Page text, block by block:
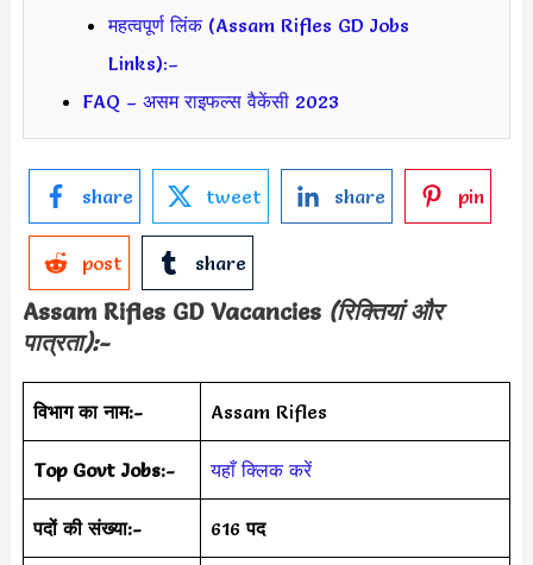
महत्वपूर्ण लिंक (Assam Rifles GD Jobs
Links):–
FAQ – असम राइफल्स वैकेंसी 2023
share tweet share pin
post share
Assam Rifles GD Vacancies (रिक्तियां और
पात्रता):-
विभाग का नाम:- Assam Rifles
Top Govt Jobs:- यहाँ क्लिक करें
पदों की संख्या:- 616 पद